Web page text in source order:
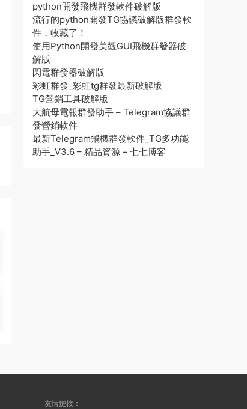
python開發飛機群發軟件破解版
流行的python開發TG協議破解版群發軟
件，收藏了！
使用Python開發美觀GUI飛機群發器破
解版
閃電群發器破解版
彩虹群發_彩虹tg群發最新破解版
TG營銷工具破解版
大航母電報群發助手 – Telegram協議群
發營銷軟件
最新Telegram飛機群發軟件_TG多功能
助手_V3.6 – 精品資源 – 七七博客
友情鏈接：